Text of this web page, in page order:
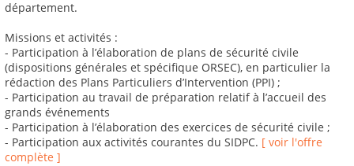
département.
Missions et activités :
- Participation à l’élaboration de plans de sécurité civile
(dispositions générales et spécifique ORSEC), en particulier la
rédaction des Plans Particuliers d’Intervention (PPI) ;
- Participation au travail de préparation relatif à l’accueil des
grands événements
- Participation à l’élaboration des exercices de sécurité civile ;
- Participation aux activités courantes du SIDPC. [ voir l'offre
complète ]